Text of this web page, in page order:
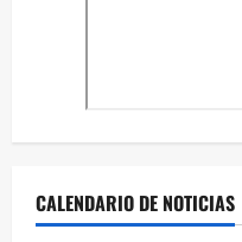
CALENDARIO DE NOTICIAS